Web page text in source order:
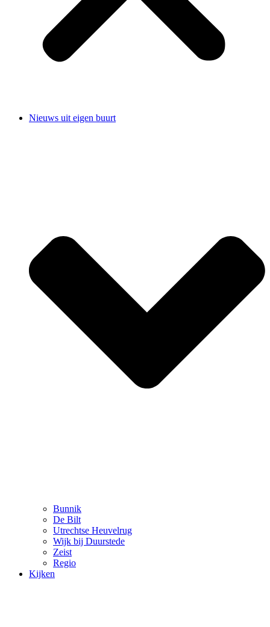
Nieuws uit eigen buurt
Bunnik
De Bilt
Utrechtse Heuvelrug
Wijk bij Duurstede
Zeist
Regio
Kijken